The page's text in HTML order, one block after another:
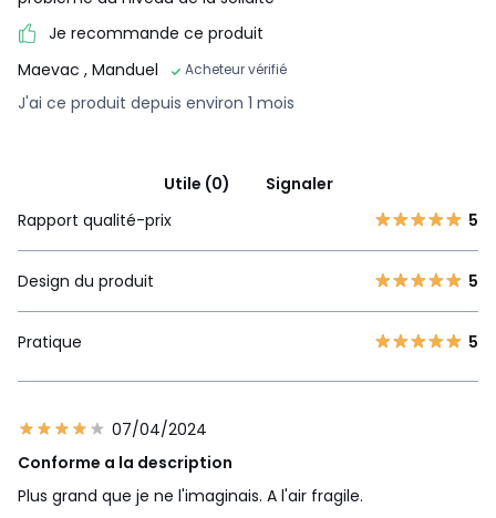
Je recommande ce produit
Maevac , Manduel Acheteur vérifié
J'ai ce produit depuis environ 1 mois
Utile (0)
Signaler
Rapport qualité-prix
5
Design du produit 5
Pratique 5
07/04/2024
Conforme a la description
Plus grand que je ne l'imaginais. A l'air fragile.